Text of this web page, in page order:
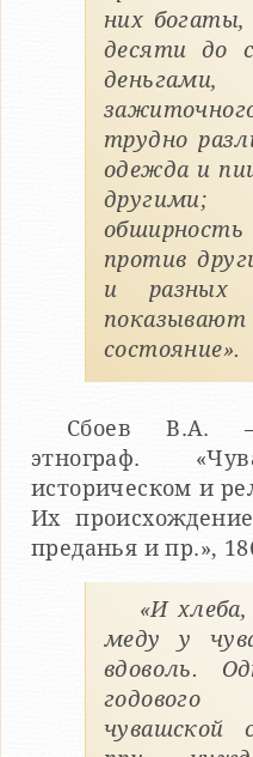
них
десяти до
трудно
одежда и
против
и разных
состояние».
Сбоев В.А. –
этнограф.
историческом и
Их
преданья и пр.»,
«И
меду у
вдоволь.
годового